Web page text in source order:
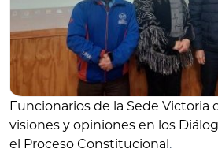
Funcionarios de la Sede Victoria
visiones y opiniones en los
el Proceso Constitucional.